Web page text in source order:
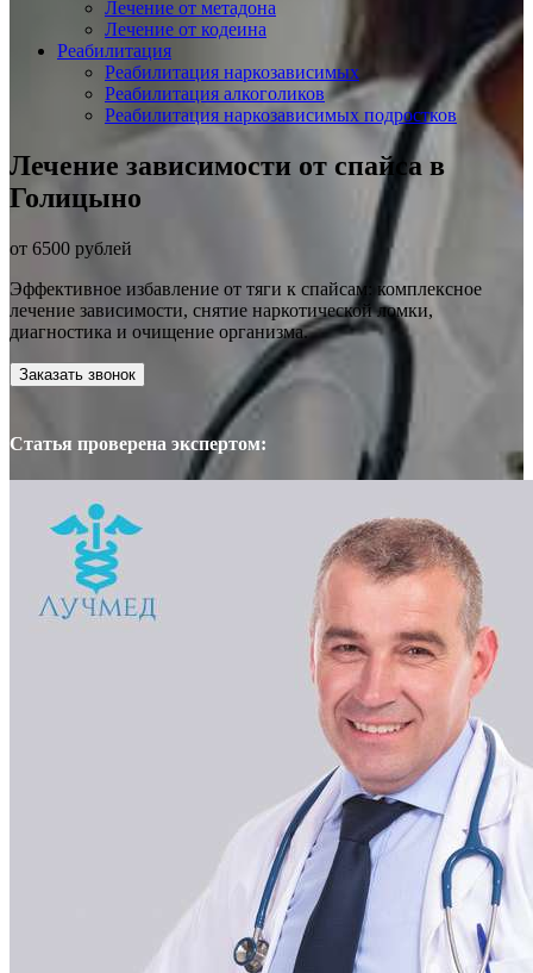
Лечение от метадона
Лечение от кодеина
Реабилитация
Реабилитация наркозависимых
Реабилитация алкоголиков
Реабилитация наркозависимых подростков
Лечение зависимости от спайса в
Голицыно
от 6500 рублей
Эффективное избавление от тяги к спайсам: комплексное
лечение зависимости, снятие наркотической ломки,
диагностика и очищение организма.
Заказать звонок
Статья проверена экспертом: